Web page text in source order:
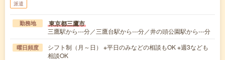
派遣
勤務地 東京都三鷹市
三鷹駅から---分／三鷹台駅から---分／井の頭公園駅から---分
曜日頻度
シフト制（月～日） ※平日のみなどの相談もOK ※週3なども
相談OK